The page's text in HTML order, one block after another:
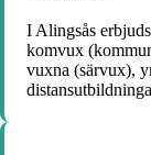
I Alingsås
komvux
vuxna (särvux),